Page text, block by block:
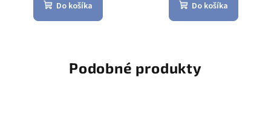
Do košíka Do košíka
Podobné produkty